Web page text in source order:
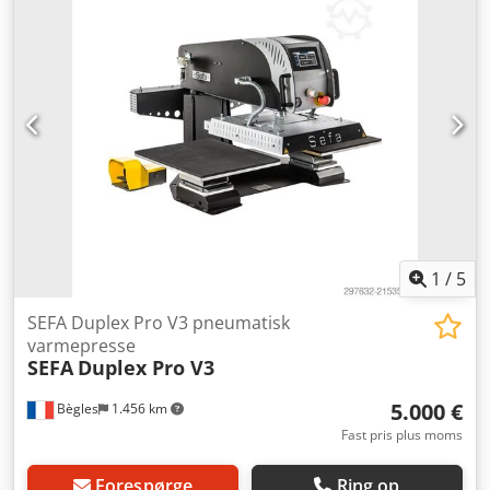
Passat; kapacitet: 50 kg; årgang: 1984
1 / 5
Bègles 1.456 km
SEFA Duplex Pro V3 pneumatisk
varmepresse
SEFA Duplex Pro V3
5.000 €
Fast pris plus moms